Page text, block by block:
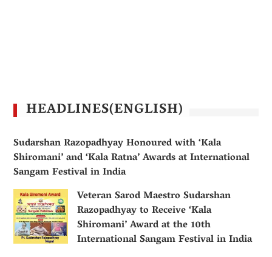
HEADLINES(ENGLISH)
Sudarshan Razopadhyay Honoured with ‘Kala
Shiromani’ and ‘Kala Ratna’ Awards at International
Sangam Festival in India
Veteran Sarod Maestro Sudarshan
Razopadhyay to Receive ‘Kala
Shiromani’ Award at the 10th
International Sangam Festival in India